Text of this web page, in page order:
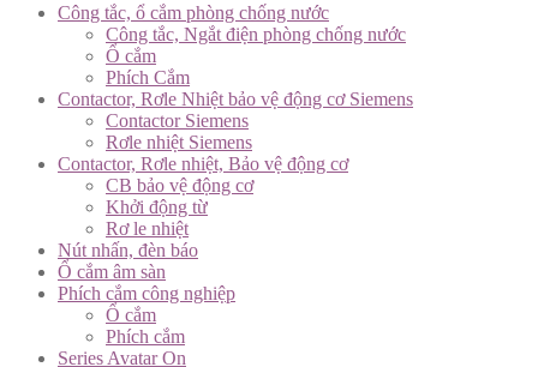
Công tắc, ổ cắm phòng chống nước
Công tắc, Ngắt điện phòng chống nước
Ổ cắm
Phích Cắm
Contactor, Rơle Nhiệt bảo vệ động cơ Siemens
Contactor Siemens
Rơle nhiệt Siemens
Contactor, Rơle nhiệt, Bảo vệ động cơ
CB bảo vệ động cơ
Khởi động từ
Rơ le nhiệt
Nút nhấn, đèn báo
Ổ cắm âm sàn
Phích cắm công nghiệp
Ổ cắm
Phích cắm
Series Avatar On